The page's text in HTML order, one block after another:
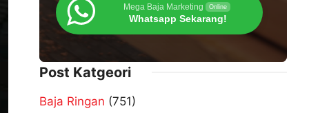
Mega Baja Marketing Online
Whatsapp Sekarang!
Post Katgeori
Baja Ringan (751)